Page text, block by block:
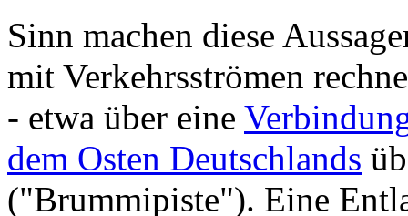
Sinn machen diese
mit Verkehrsströmen
- etwa über eine
dem Osten Deutschlands
("Brummipiste"). Eine